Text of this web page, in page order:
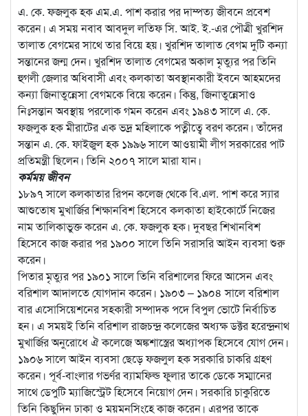
এ. কে. ফজলুক হক এম.এ. পাশ করার পর দাম্পত্য জীবনে প্রবেশ
করেন। এ সময় নবাব আবদুল লতিফ সি. আই. ই.-এর পৌত্রী খুরশিদ
তালাত বেগমের সাথে তার বিয়ে হয়। খুরশিদ তালাত বেগম দুটি কন্যা
সন্তানের জন্ম দেন। খুরশিদ তালাত বেগমের অকাল মৃত্যুর পর তিনি
হুগলী জেলার অধিবাসী এবং কলকাতা অবস্থানকারী ইবনে আহমদের
কন্যা জিনাতুন্নেসা বেগমকে বিয়ে করেন। কিন্তু, জিনাতুন্নেসাও
নিঃসন্তান অবস্থায় পরলোক গমন করেন এবং ১৯৪৩ সালে এ. কে.
ফজলুক হক মীরাটের এক ভদ্র মহিলাকে পত্নীত্বে বরণ করেন। তাঁদের
সন্তান এ. কে. ফাইজুল হক ১৯৯৬ সালে আওয়ামী লীগ সরকারের পাট
প্রতিমন্ত্রী ছিলেন। তিনি ২০০৭ সালে মারা যান।
কর্মময় জীবন
১৮৯৭ সালে কলকাতার রিপন কলেজ থেকে বি.এল. পাশ করে স্যার
আশুতোষ মুখার্জির শিক্ষানবিশ হিসেবে কলকাতা হাইকোর্টে নিজের
নাম তালিকাভুক্ত করেন এ. কে. ফজলুক হক। দুবছর শিখানবিশ
হিসেবে কাজ করার পর ১৯০০ সালে তিনি সরাসরি আইন ব্যবসা শুরু
করেন।
পিতার মৃত্যুর পর ১৯০১ সালে তিনি বরিশালের ফিরে আসেন এবং
বরিশাল আদালতে যোগদান করেন। ১৯০৩ – ১৯০৪ সালে বরিশাল
বার এসোসিয়েশনের সহকারী সম্পাদক পদে বিপুল ভোটে নির্বাচিত
হন। এ সময়ই তিনি বরিশাল রাজচন্দ্র কলেজের অধ্যক্ষ ডক্টর হরেন্দ্রনাথ
মুখার্জির অনুরোধে ঐ কলেজে অঙ্কশাস্ত্রের অধ্যাপক হিসেবে যোগ দেন।
১৯০৬ সালে আইন ব্যবসা ছেড়ে ফজলুল হক সরকারি চাকরি গ্রহণ
করেন। পূর্ব-বাংলার গভর্ণর ব্যামফিল্ড ফুলার তাকে ডেকে সম্মানের
সাথে ডেপুটি ম্যাজিস্ট্রেট হিসেবে নিয়োগ দেন। সরকারি চাকুরিতে
তিনি কিছুদিন ঢাকা ও ময়মনসিংহে কাজ করেন। এরপর তাকে